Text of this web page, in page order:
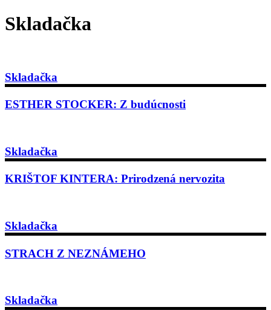
Skladačka
Skladačka
ESTHER STOCKER: Z budúcnosti
Skladačka
KRIŠTOF KINTERA: Prirodzená nervozita
Skladačka
STRACH Z NEZNÁMEHO
Skladačka